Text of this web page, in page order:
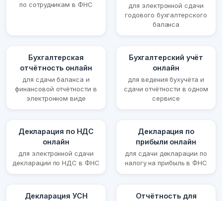
по сотрудникам в ФНС
для электронной сдачи
годового бухгалтерского
баланса
Бухгалтерская
отчётность онлайн
для сдачи баланса и
финансовой отчётности в
электронном виде
Бухгалтерский учёт
онлайн
для ведения бухучёта и
сдачи отчётности в одном
сервисе
Декларация по НДС
онлайн
для электронной сдачи
декларации по НДС в ФНС
Декларация по
прибыли онлайн
для сдачи декларации по
налогу на прибыль в ФНС
Декларация УСН
Отчётность для